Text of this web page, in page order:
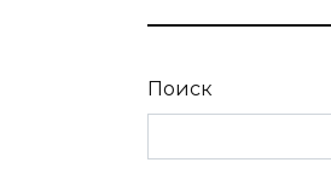
Поиск